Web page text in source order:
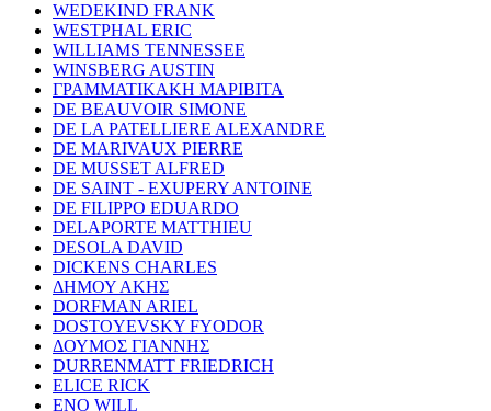
WEDEKIND FRANK
WESTPHAL ERIC
WILLIAMS TENNESSEE
WINSBERG AUSTIN
ΓΡΑΜΜΑΤΙΚΑΚΗ ΜΑΡΙΒΙΤΑ
DE BEAUVOIR SIMONE
DE LA PATELLIERE ALEXANDRE
DE MARIVAUX PIERRE
DE MUSSET ALFRED
DE SAINT - EXUPERY ANTOINE
DE FILIPPO EDUARDO
DELAPORTE MATTHIEU
DESOLA DAVID
DICKENS CHARLES
ΔΗΜΟΥ ΑΚΗΣ
DORFMAN ARIEL
DOSTOYEVSKY FYODOR
ΔΟΥΜΟΣ ΓΙΑΝΝΗΣ
DURRENMATT FRIEDRICH
ELICE RICK
ENO WILL